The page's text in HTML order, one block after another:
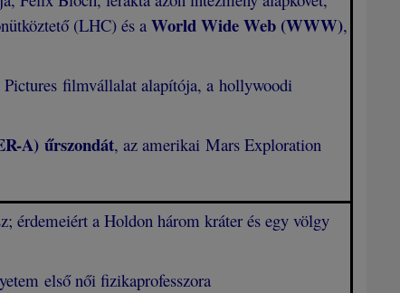
(LHC) és a World Wide Web (WWW),
Pictures filmvállalat alapítója, a hollywoodi
A) űrszondát, az amerikai Mars Exploration
érdemeiért a Holdon három kráter és egy völgy
első női fizikaprofesszora